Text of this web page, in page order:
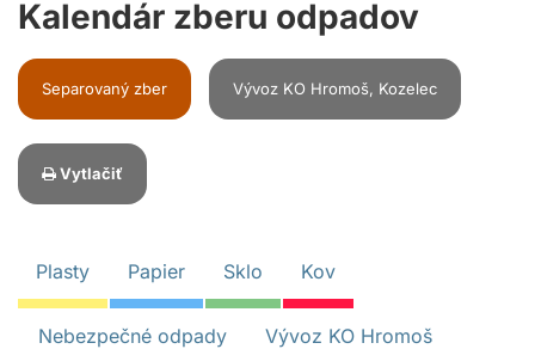
Kalendár zberu odpadov
Separovaný zber Vývoz KO Hromoš, Kozelec
Vytlačiť
Plasty Papier Sklo Kov
Nebezpečné odpady Vývoz KO Hromoš